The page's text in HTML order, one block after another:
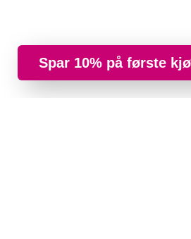
Spar 10% på første